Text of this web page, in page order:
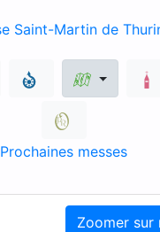
Prochaines messes
Zoomer sur